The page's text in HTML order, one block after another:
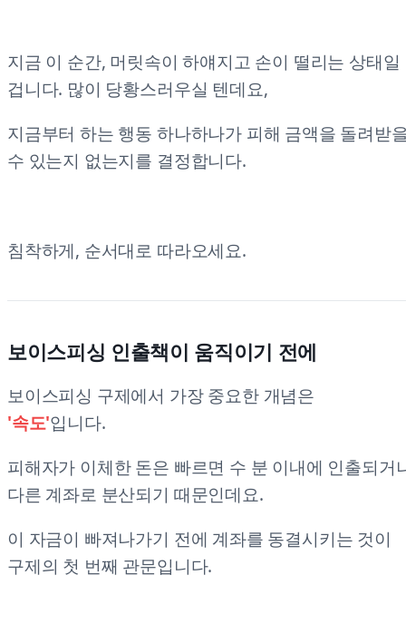
지금 이 순간, 머릿속이 하얘지고 손이 떨리는 상태일
겁니다. 많이 당황스러우실 텐데요,
지금부터 하는 행동 하나하나가 피해 금액을 돌려받
수 있는지 없는지를 결정합니다.
침착하게, 순서대로 따라오세요.
보이스피싱 인출책이 움직이기 전에
보이스피싱 구제에서 가장 중요한 개념은
'속도'입니다.
피해자가 이체한 돈은 빠르면 수 분 이내에 인출되거
다른 계좌로 분산되기 때문인데요.
이 자금이 빠져나가기 전에 계좌를 동결시키는 것이
구제의 첫 번째 관문입니다.